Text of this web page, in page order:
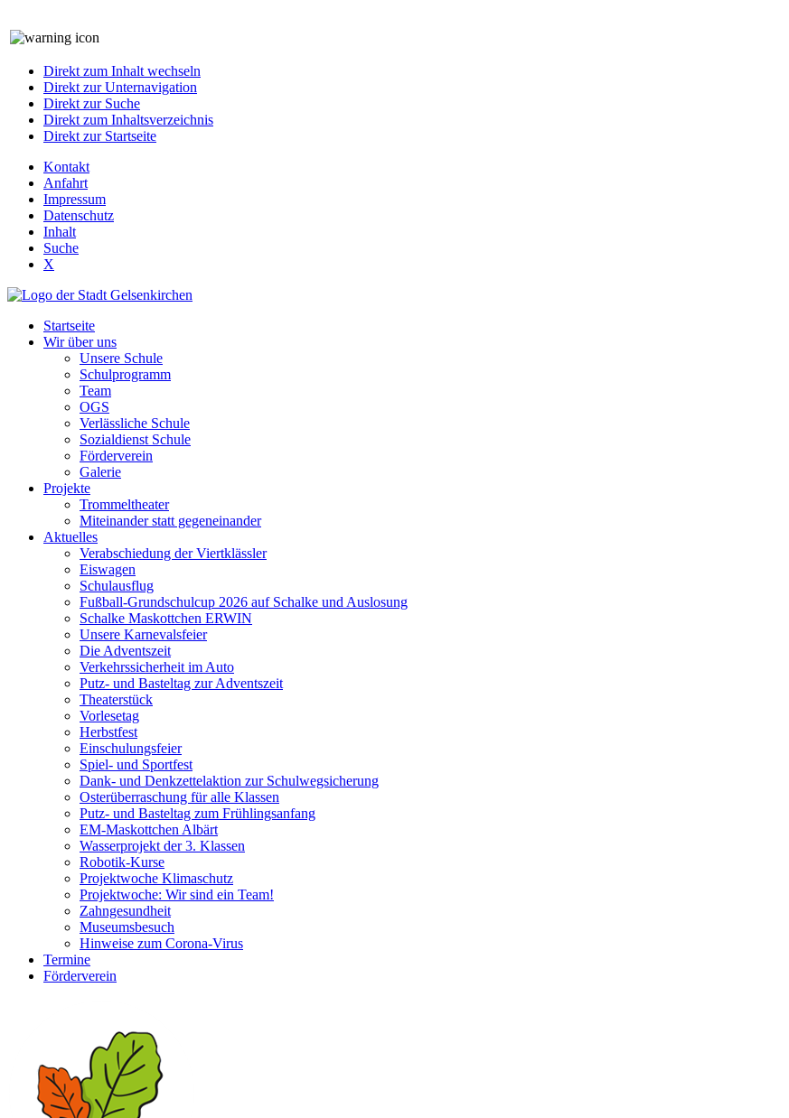
Direkt zum Inhalt wechseln
Direkt zur Unternavigation
Direkt zur Suche
Direkt zum Inhaltsverzeichnis
Direkt zur Startseite
Kontakt
Anfahrt
Impressum
Datenschutz
Inhalt
Suche
X
Startseite
Wir über uns
Unsere Schule
Schulprogramm
Team
OGS
Verlässliche Schule
Sozialdienst Schule
Förderverein
Galerie
Projekte
Trommeltheater
Miteinander statt gegeneinander
Aktuelles
Verabschiedung der Viertklässler
Eiswagen
Schulausflug
Fußball-Grundschulcup 2026 auf Schalke und Auslosung
Schalke Maskottchen ERWIN
Unsere Karnevalsfeier
Die Adventszeit
Verkehrssicherheit im Auto
Putz- und Basteltag zur Adventszeit
Theaterstück
Vorlesetag
Herbstfest
Einschulungsfeier
Spiel- und Sportfest
Dank- und Denkzettelaktion zur Schulwegsicherung
Osterüberraschung für alle Klassen
Putz- und Basteltag zum Frühlingsanfang
EM-Maskottchen Albärt
Wasserprojekt der 3. Klassen
Robotik-Kurse
Projektwoche Klimaschutz
Projektwoche: Wir sind ein Team!
Zahngesundheit
Museumsbesuch
Hinweise zum Corona-Virus
Termine
Förderverein